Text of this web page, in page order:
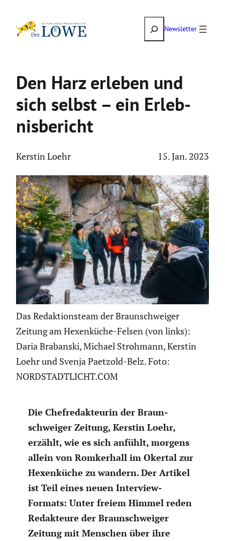
Inhalt
SuchenNewsletter
Den Harz erleben und
sich selbst – ein Erleb­
nis­be­richt
Kerstin Loehr 15. Jan. 2023
Das Redaktionsteam der Braunschweiger
Zeitung am Hexenküche-Felsen (von links):
Daria Brabanski, Michael Strohmann, Kerstin
Loehr und Svenja Paetzold-Belz. Foto:
NORDSTADTLICHT.COM
Die Chefre­dak­teurin der Braun­
schweiger Zeitung, Kerstin Loehr,
erzählt, wie es sich anfühlt, morgens
allein von Romker­hall im Okertal zur
Hexen­küche zu wandern. Der Artikel
ist Teil eines neuen Interview-
Formats: Unter freiem Himmel reden
Redak­teure der Braun­schweiger
Zeitung mit Menschen über ihre